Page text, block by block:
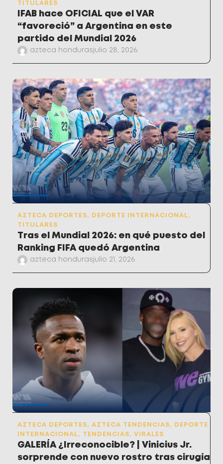
TITULARES
IFAB hace OFICIAL que el VAR
“favoreció” a Argentina en este
partido del Mundial 2026
azteca hondurasjulio 28, 2026
AZTECA DEPORTES, DEPORTE INTERNACIONAL,
TITULARES
Tras el Mundial 2026: en qué puesto del
Ranking FIFA quedó Argentina
azteca hondurasjulio 21, 2026
AZTECA DEPORTES, AZTECA TENDENCIAS,
DEPORTE
INTERNACIONAL, TENDENCIAS, VIRALES
GALERÍA ¿Irreconocible? | Vinicius Jr.
sorprende con nuevo rostro tras cirugía